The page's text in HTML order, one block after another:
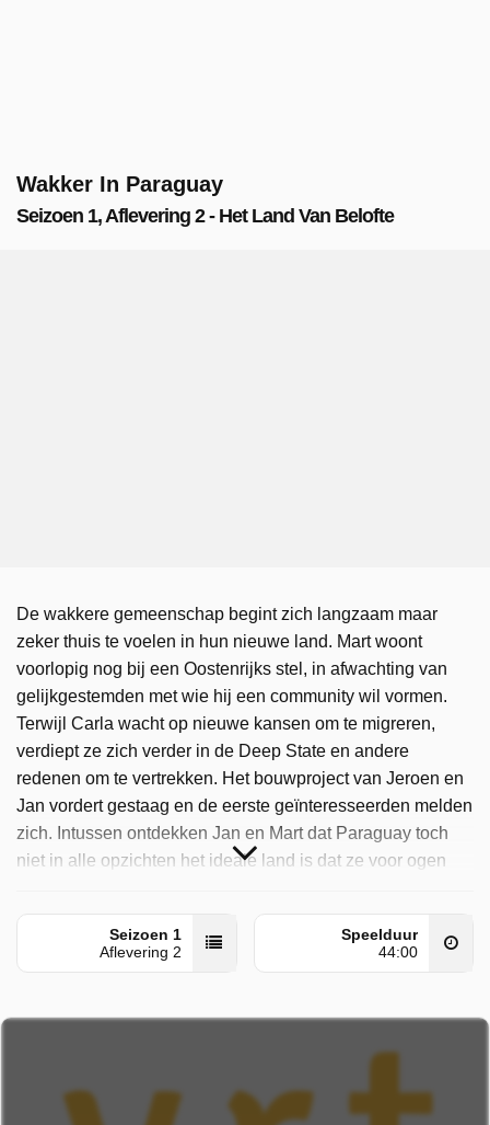
Wakker In Paraguay
Seizoen 1, Aflevering 2 - Het Land Van Belofte
De wakkere gemeenschap begint zich langzaam maar
zeker thuis te voelen in hun nieuwe land. Mart woont
voorlopig nog bij een Oostenrijks stel, in afwachting van
gelijkgestemden met wie hij een community wil vormen.
Terwijl Carla wacht op nieuwe kansen om te migreren,
verdiept ze zich verder in de Deep State en andere
redenen om te vertrekken. Het bouwproject van Jeroen en
Jan vordert gestaag en de eerste geïnteresseerden melden
zich. Intussen ontdekken Jan en Mart dat Paraguay toch
niet in alle opzichten het ideale land is dat ze voor ogen
Wakker In Paraguay is uitgezonden door VRT Canvas op
maandag 1 juni 2026 om 22:21 uur.
Seizoen 1
Aflevering 2
Speelduur
44:00